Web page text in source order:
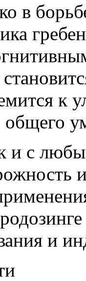
в
к
и с
и